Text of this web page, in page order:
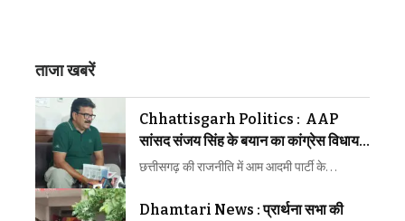
ताजा खबरें
Chhattisgarh Politics : AAP
सांसद संजय सिंह के बयान का कांग्रेस विधायक
ने किया समर्थन
छत्तीसगढ़ की राजनीति में आम आदमी पार्टी के…
Dhamtari News : प्रार्थना सभा की